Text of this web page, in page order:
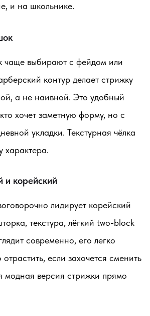
и на школьнике.
чаще выбирают с фейдом или
контур делает стрижку
а не наивной. Это удобный
хочет заметную форму, но с
укладки. Текстурная чёлка
характера.
и корейский
лидирует корейский
текстура, лёгкий two-block
современно, его легко
если захочется сменить
модная версия стрижки прямо